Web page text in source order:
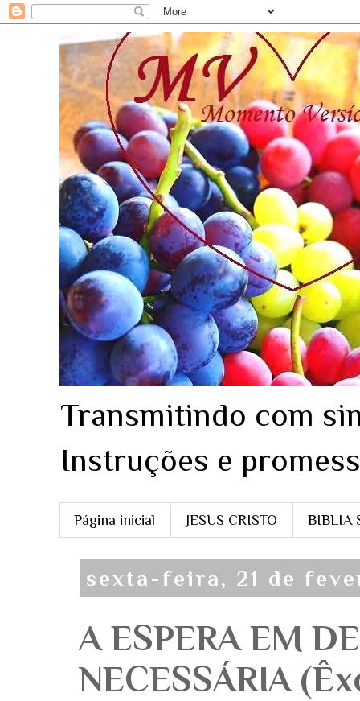
Transmitindo com
Instruções e
Página inicial JESUS CRISTO BIBLIA
sexta-feira, 21 de
A ESPERA EM
NECESSÁRIA